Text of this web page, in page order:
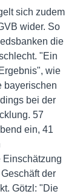
sich zudem
wider. So
die
"Ein
wie
bayerischen
bei der
57
ein, 41
Einschätzung
der
Götzl: "Die